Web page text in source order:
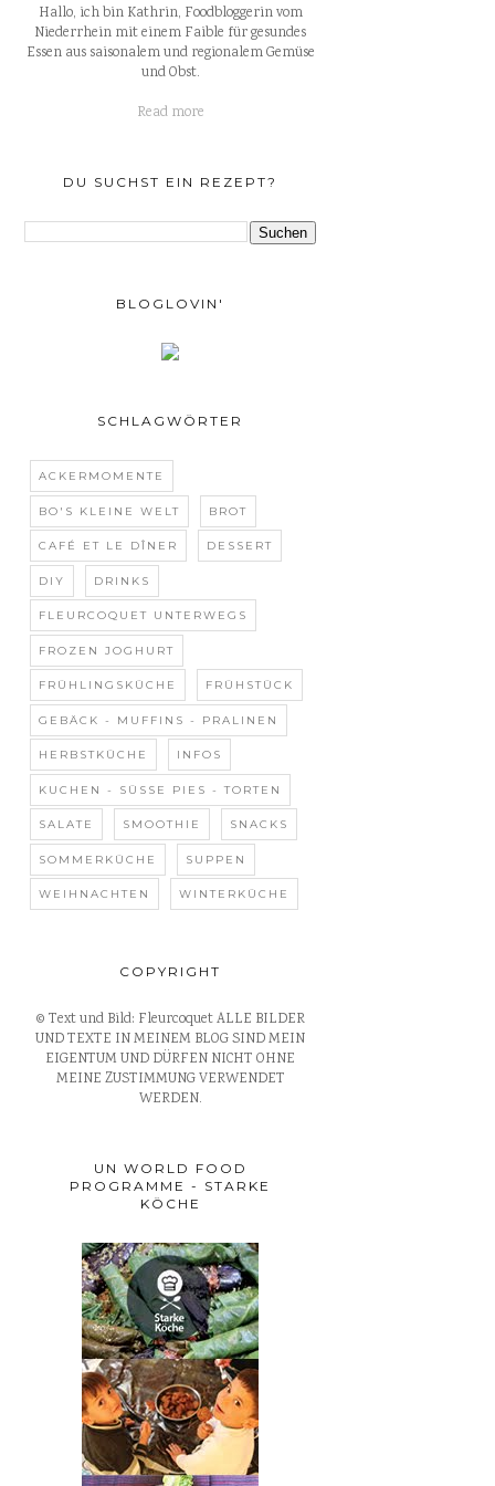
Hallo, ich bin Kathrin, Foodbloggerin vom
Niederrhein mit einem Faible für gesundes
Essen aus saisonalem und regionalem Gemüse
und Obst.
Read more
DU SUCHST EIN REZEPT?
BLOGLOVIN'
SCHLAGWÖRTER
ACKERMOMENTE
BO'S KLEINE WELT BROT
CAFÉ ET LE DÎNER DESSERT
DIY DRINKS
FLEURCOQUET UNTERWEGS
FROZEN JOGHURT
FRÜHLINGSKÜCHE FRÜHSTÜCK
GEBÄCK - MUFFINS - PRALINEN
HERBSTKÜCHE INFOS
KUCHEN - SÜSSE PIES - TORTEN
SALATE SMOOTHIE SNACKS
SOMMERKÜCHE SUPPEN
WEIHNACHTEN WINTERKÜCHE
COPYRIGHT
© Text und Bild: Fleurcoquet ALLE BILDER
UND TEXTE IN MEINEM BLOG SIND MEIN
EIGENTUM UND DÜRFEN NICHT OHNE
MEINE ZUSTIMMUNG VERWENDET
WERDEN.
UN WORLD FOOD
PROGRAMME - STARKE
KÖCHE